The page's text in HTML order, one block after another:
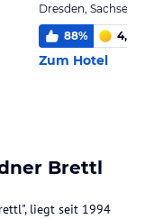
Dresden, Sachsen
88% 4,8
Zum Hotel
Brettl
liegt seit 1994